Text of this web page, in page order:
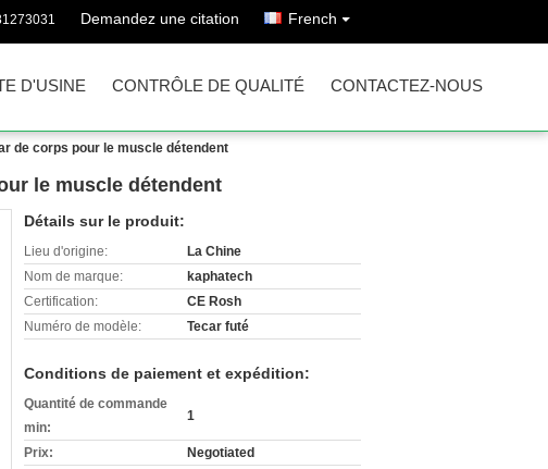
Demandez une citation French
D'USINE CONTRÔLE DE QUALITÉ CONTACTEZ-NOUS
de corps pour le muscle détendent
le muscle détendent
Détails sur le produit:
Lieu d'origine:
La Chine
Nom de marque:
kaphatech
Certification:
CE Rosh
Numéro de modèle:
Tecar futé
Conditions de paiement et expédition:
Quantité de commande
min:
1
Prix:
Negotiated